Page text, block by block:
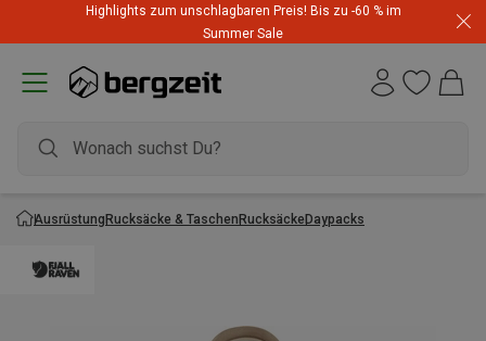
Highlights zum unschlagbaren Preis! Bis zu -60 % im
Summer Sale
AusrüstungRucksäcke & TaschenRucksäckeDaypacks